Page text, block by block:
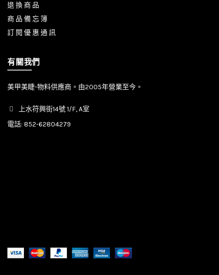
退 換 商 品
商 品 備 忘 簿
訂 閱 優 惠 通 訊
有關我們
美甲美睫-物料供應商。由2005年營業至今。
上水符興街14號 1/F, A室
電話: 852-62804279